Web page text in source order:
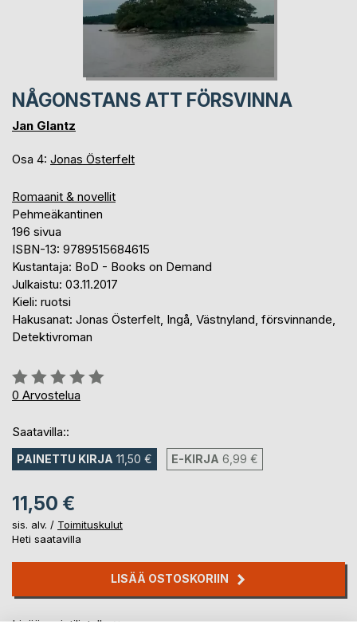
NÅGONSTANS ATT FÖRSVINNA
Jan Glantz
Osa 4: Jonas Österfelt
Romaanit & novellit
Pehmeäkantinen
196 sivua
ISBN-13: 9789515684615
Kustantaja: BoD - Books on Demand
Julkaistu: 03.11.2017
Kieli: ruotsi
Hakusanat: Jonas Österfelt, Ingå, Västnyland, försvinnande,
Detektivroman
Arvostelu::
0%
0 Arvostelua
Saatavilla::
PAINETTU KIRJA 11,50 € E-KIRJA 6,99 €
11,50 €
sis. alv. / Toimituskulut
Heti saatavilla
LISÄÄ OSTOSKORIIN
Lisää muistilistalle